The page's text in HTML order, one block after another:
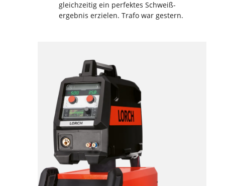
gleichzeitig ein perfektes Schweiß­
ergebnis erzielen. Trafo war gestern.